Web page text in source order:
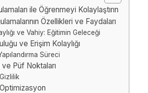
ile Öğrenmeyi Kolaylaştırın
Özellikleri ve Faydaları
ve Vahiy: Eğitimin Geleceği
ve Erişim Kolaylığı
Süreci
ve Püf Noktaları